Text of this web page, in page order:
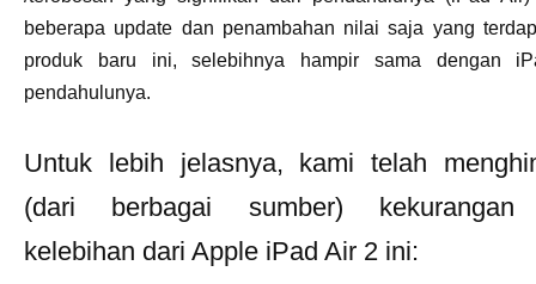
beberapa update dan penambahan nilai saja yang
produk baru ini, selebihnya hampir sama dengan
pendahulunya.
Untuk lebih jelasnya, kami telah
(dari berbagai sumber)
kelebihan dari Apple iPad Air 2 ini: